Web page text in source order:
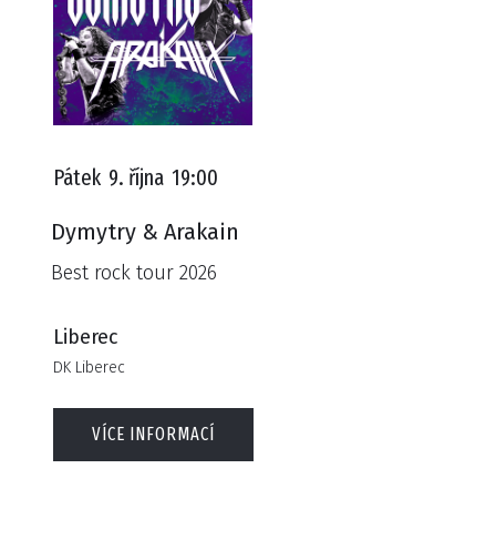
Pátek 9. října 19:00
Dymytry & Arakain
Best rock tour 2026
Liberec
DK Liberec
VÍCE INFORMACÍ